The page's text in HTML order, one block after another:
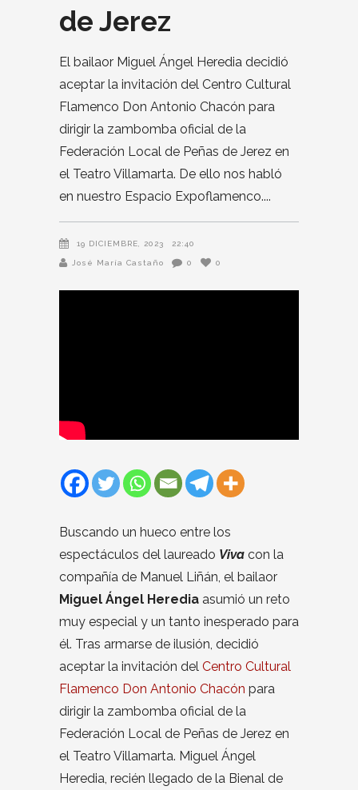
de Jerez
El bailaor Miguel Ángel Heredia decidió
aceptar la invitación del Centro Cultural
Flamenco Don Antonio Chacón para
dirigir la zambomba oficial de la
Federación Local de Peñas de Jerez en
el Teatro Villamarta. De ello nos habló
en nuestro Espacio Expoflamenco.
19 DICIEMBRE, 2023 22:40
José María Castaño 0 0
Buscando un hueco entre los
espectáculos del laureado Viva con la
compañía de Manuel Liñán, el bailaor
Miguel Ángel Heredia asumió un reto
muy especial y un tanto inesperado para
él. Tras armarse de ilusión, decidió
aceptar la invitación del Centro Cultural
Flamenco Don Antonio Chacón para
dirigir la zambomba oficial de la
Federación Local de Peñas de Jerez en
el Teatro Villamarta. Miguel Ángel
Heredia, recién llegado de la Bienal de